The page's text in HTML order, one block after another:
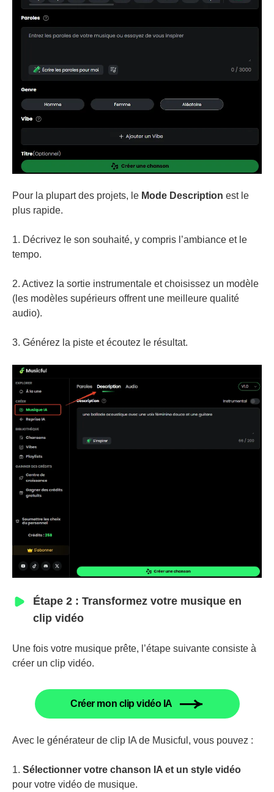
Pour la plupart des projets, le Mode Description est le
plus rapide.
1. Décrivez le son souhaité, y compris l’ambiance et le
tempo.
2. Activez la sortie instrumentale et choisissez un modèle
(les modèles supérieurs offrent une meilleure qualité
audio).
3. Générez la piste et écoutez le résultat.
Étape 2 : Transformez votre musique en
clip vidéo
Une fois votre musique prête, l’étape suivante consiste à
créer un clip vidéo.
Créer mon clip vidéo IA
Avec le générateur de clip IA de Musicful, vous pouvez :
1. Sélectionner votre chanson IA et un style vidéo
pour votre vidéo de musique.